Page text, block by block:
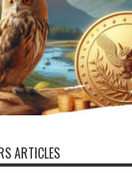
ARTICLES